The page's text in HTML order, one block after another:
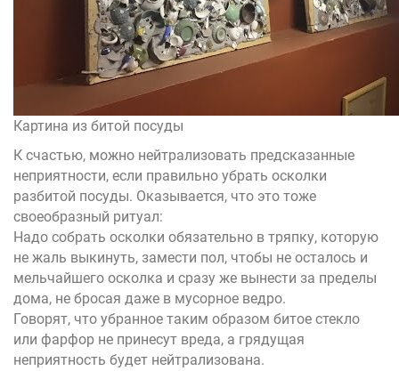
Картина из битой посуды
К счастью, можно нейтрализовать предсказанные
неприятности, если правильно убрать осколки
разбитой посуды. Оказывается, что это тоже
своеобразный ритуал:
Надо собрать осколки обязательно в тряпку, которую
не жаль выкинуть, замести пол, чтобы не осталось и
мельчайшего осколка и сразу же вынести за пределы
дома, не бросая даже в мусорное ведро.
Говорят, что убранное таким образом битое стекло
или фарфор не принесут вреда, а грядущая
неприятность будет нейтрализована.